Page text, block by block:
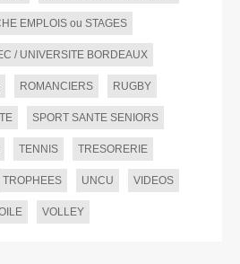
EMPLOIS ou STAGES
/ UNIVERSITE BORDEAUX
ROMANCIERS RUGBY
SPORT SANTE SENIORS
TENNIS TRESORERIE
TROPHEES UNCU VIDEOS
VOLLEY